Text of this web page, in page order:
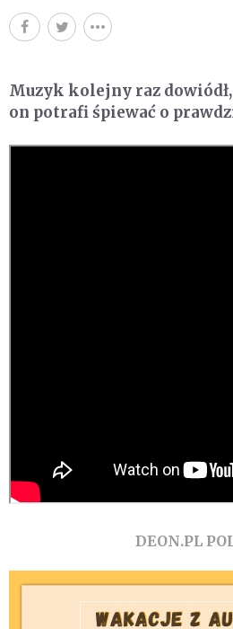
Muzyk kolejny raz
on potrafi śpiewać o
DEON.PL